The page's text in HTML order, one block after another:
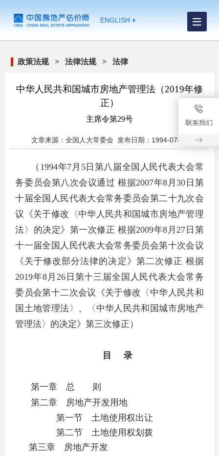
ENGLISH
政策法规> 法律法规> 法律
中华人民共和国城市房地产管理法（2019年修
正）
主席令第29号
文章来源：全国人大常委会 发布日期：1994-07-05
（1994年7月5日第八届全国人民代表大会常
务委员会第八次会议通过 根据2007年8月30日第
十届全国人民代表大会常务委员会第二十九次会
议《关于修改〈中华人民共和国城市房地产管理
法〉的决定》第一次修正 根据2009年8月27日第
十一届全国人民代表大会常务委员会第十次会议
《关于修改部分法律的决定》第二次修正 根据
2019年8月26日第十三届全国人民代表大会常务
委员会第十二次会议《关于修改〈中华人民共和
国土地管理法〉、〈中华人民共和国城市房地产
管理法〉的决定》第三次修正）
目 录
第一章 总 则
第二章 房地产开发用地
第一节 土地使用权出让
第二节 土地使用权划拨
第三章 房地产开发